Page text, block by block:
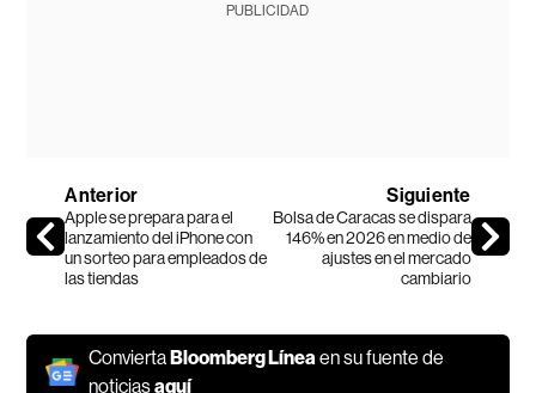
PUBLICIDAD
Anterior
Apple se prepara para el
lanzamiento del iPhone con
un sorteo para empleados de
las tiendas
Siguiente
Bolsa de Caracas se dispara
146% en 2026 en medio de
ajustes en el mercado
cambiario
ConviertaBloomberg Líneaen su fuente de
noticiasaquí